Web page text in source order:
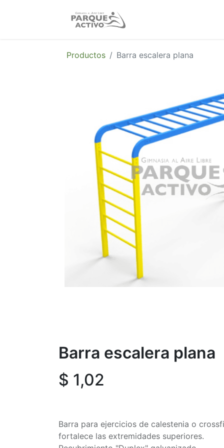
Productos Barra escalera plana
Barra escalera plana
$ 1,02
Barra para ejercicios de calestenia o
fortalece las extremidades superiores.